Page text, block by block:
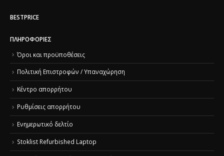
BESTPRICE
ΠΛΗΡΟΦΟΡΊΕΣ
Όροι και προϋποθέσεις
Πολιτική Επιστροφών / Υπαναχώρηση
Κέντρο απορρήτου
Ρυθμίσεις απορρήτου
Ενημερωτικό δελτίο
Stoklist Refurbished Laptop